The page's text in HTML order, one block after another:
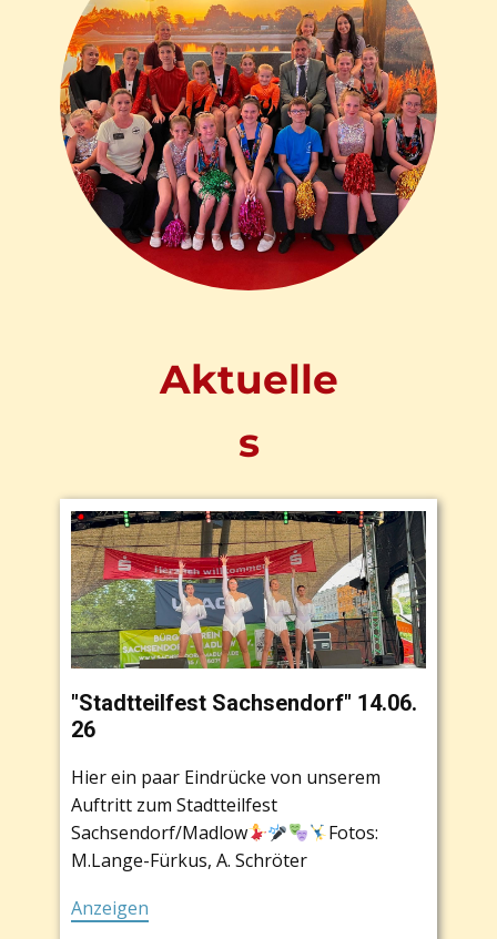
Aktuelle
s
"Stadtteilfest Sachsendorf" 14.06.
26
Hier ein paar Eindrücke von unserem
Auftritt zum Stadtteilfest
Sachsendorf/Madlow
Fotos:
M.Lange-Fürkus, A. Schröter
Anzeigen